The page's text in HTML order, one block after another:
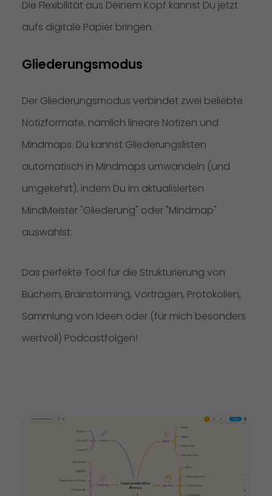
Die Flexibilität aus Deinem Kopf kannst Du jetzt
aufs digitale Papier bringen.
Gliederungsmodus
Der Gliederungsmodus verbindet zwei beliebte
Notizformate, nämlich lineare Notizen und
Mindmaps. Du kannst Gliederungslisten
automatisch in Mindmaps umwandeln (und
umgekehrt), indem Du im aktualisierten
MindMeister "Gliederung" oder "Mindmap"
auswählst.
Das perfekte Tool für die Strukturierung von
Büchern, Brainstorming, Vorträgen, Protokollen,
Sammlung von Ideen oder (für mich besonders
wertvoll) Podcastfolgen!